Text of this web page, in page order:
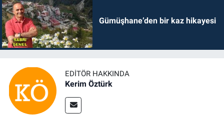
Gümüşhane’den bir kaz hikayesi
EDITÖR HAKKINDA
Kerim Öztürk